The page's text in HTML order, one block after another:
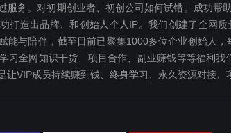
服务。对初期创业者、初创公司如何试错。成功帮
打造出品牌、和创始人个人IP。我们创建了全网
能与陪伴，截至目前已聚集1000多位企业创始人
习全网知识干货、项目合作、副业赚钱等等福利
VIP成员持续赚到钱、终身学习、永久资源对接、